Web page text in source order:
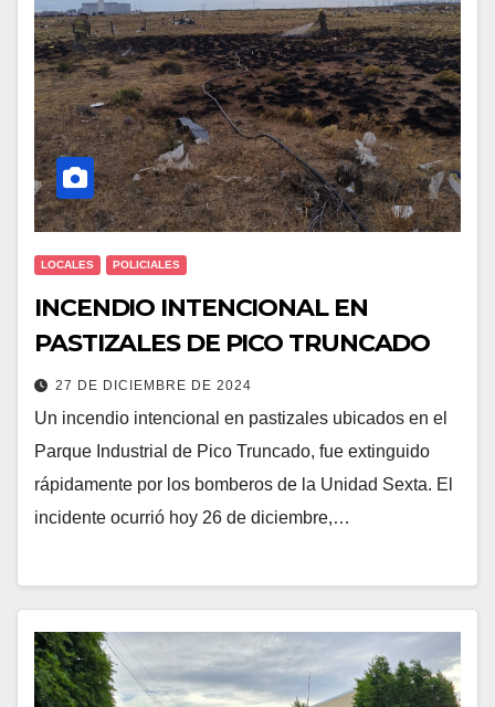
LOCALES POLICIALES
INCENDIO INTENCIONAL EN
PASTIZALES DE PICO TRUNCADO
27 DE DICIEMBRE DE 2024
Un incendio intencional en pastizales ubicados en el
Parque Industrial de Pico Truncado, fue extinguido
rápidamente por los bomberos de la Unidad Sexta. El
incidente ocurrió hoy 26 de diciembre,…